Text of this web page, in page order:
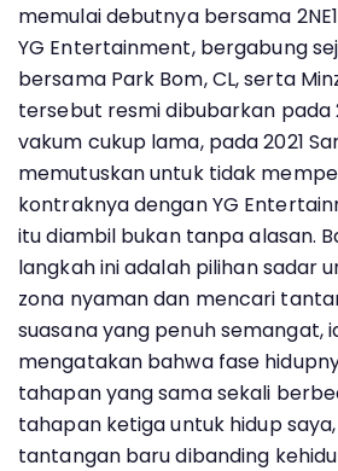
memulai debutnya bersama
YG Entertainment, bergabung
bersama Park Bom, CL, serta
tersebut resmi dibubarkan pada
vakum cukup lama, pada 2021
memutuskan untuk tidak
kontraknya dengan YG
itu diambil bukan tanpa alasan.
langkah ini adalah pilihan sadar
zona nyaman dan mencari
suasana yang penuh semangat,
mengatakan bahwa fase
tahapan yang sama sekali
tahapan ketiga untuk hidup
tantangan baru dibanding